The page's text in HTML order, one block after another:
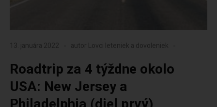
13. januára 2022 autor Lovci leteniek a dovoleniek
Roadtrip za 4 týždne okolo
USA: New Jersey a